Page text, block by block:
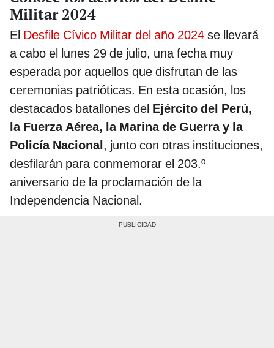
Militar 2024
El Desfile Cívico Militar del año 2024 se llevará
a cabo el lunes 29 de julio, una fecha muy
esperada por aquellos que disfrutan de las
ceremonias patrióticas. En esta ocasión, los
destacados batallones del Ejército del Perú,
la Fuerza Aérea, la Marina de Guerra y la
Policía Nacional, junto con otras instituciones,
desfilarán para conmemorar el 203.º
aniversario de la proclamación de la
Independencia Nacional.